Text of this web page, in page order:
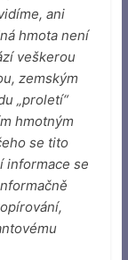
ani
hmota není
veškerou
zemským
„proletí“
hmotným
se tito
informace se